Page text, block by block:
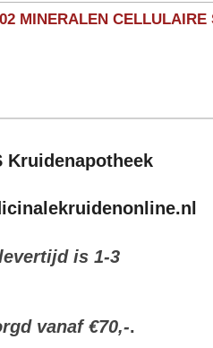
MINERALEN
Kruidenapotheek
is 1-3
vanaf €70,-.